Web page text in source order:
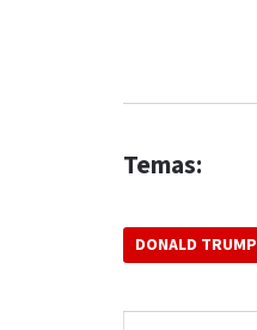
Temas:
DONALD TRUMP